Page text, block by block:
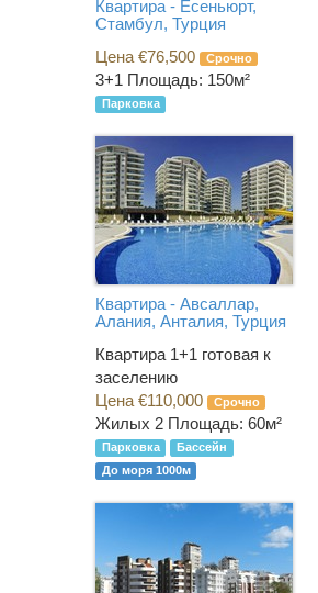
Квартира - Есеньюрт,
Стамбул, Турция
Цена €76,500
Срочно
3+1 Площадь: 150м²
Парковка
Квартира - Авсаллар,
Алания, Анталия, Турция
Квартира 1+1 готовая к
заселению
Цена €110,000
Срочно
Жилых 2 Площадь: 60м²
Парковка
Бассейн
До моря 1000м